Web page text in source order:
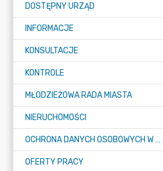
DOSTĘPNY URZĄD
INFORMACJE
KONSULTACJE
KONTROLE
MŁODZIEŻOWA RADA MIASTA
NIERUCHOMOŚCI
OCHRONA DANYCH OSOBOWYCH W URZĘDZIE MIASTA ŻORY - RODO
OFERTY PRACY